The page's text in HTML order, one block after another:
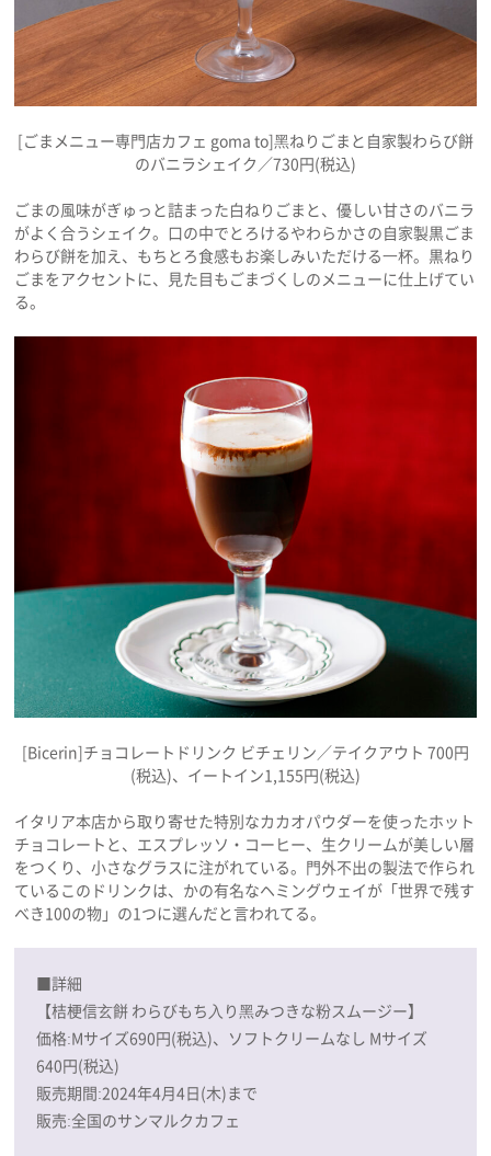
[ごまメニュー専門店カフェ goma to]黑ねりごまと自家製わらび餅
のバニラシェイク／730円(税込)
ごまの風味がぎゅっと詰まった白ねりごまと、優しい甘さのバニラ
がよく合うシェイク。口の中でとろけるやわらかさの自家製黒ごま
わらび餅を加え、もちとろ食感もお楽しみいただける⼀杯。黒ねり
ごまをアクセントに、見た目もごまづくしのメニューに仕上げてい
る。
[Bicerin]チョコレートドリンク ビチェリン／テイクアウト 700円
(税込)、イートイン1,155円(税込)
イタリア本店から取り寄せた特別なカカオパウダーを使ったホット
チョコレートと、エスプレッソ・コーヒー、生クリームが美しい層
をつくり、小さなグラスに注がれている。門外不出の製法で作られ
ているこのドリンクは、かの有名なヘミングウェイが「世界で残す
べき100の物」の1つに選んだと言われてる。
■詳細
【桔梗信⽞餅 わらびもち⼊り⿊みつきな粉スムージー】
価格:Mサイズ690円(税込)、ソフトクリームなし Mサイズ
640円(税込)
販売期間:2024年4月4日(木)まで
販売:全国のサンマルクカフェ